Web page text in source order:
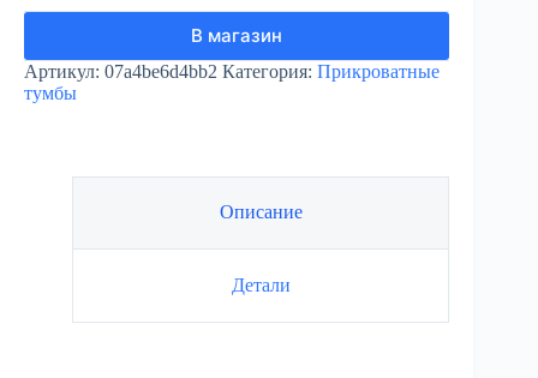
В магазин
Артикул: 07a4be6d4bb2 Категория: Прикроватные
тумбы
Описание
Детали